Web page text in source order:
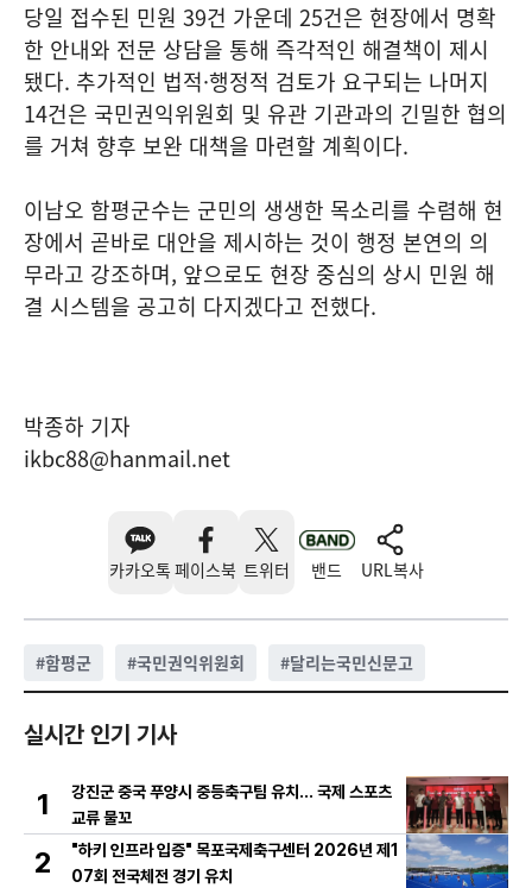
당일 접수된 민원 39건 가운데 25건은 현장에서 명확
한 안내와 전문 상담을 통해 즉각적인 해결책이 제시
됐다. 추가적인 법적·행정적 검토가 요구되는 나머지
14건은 국민권익위원회 및 유관 기관과의 긴밀한 협의
를 거쳐 향후 보완 대책을 마련할 계획이다.
이남오 함평군수는 군민의 생생한 목소리를 수렴해 현
장에서 곧바로 대안을 제시하는 것이 행정 본연의 의
무라고 강조하며, 앞으로도 현장 중심의 상시 민원 해
결 시스템을 공고히 다지겠다고 전했다.
박종하 기자
ikbc88@hanmail.net
카카오톡 페이스북 트위터 밴드 URL복사
#함평군 #국민권익위원회 #달리는국민신문고
실시간 인기 기사
1
강진군 중국 푸양시 중등축구팀 유치… 국제 스포츠
교류 물꼬
2
"하키 인프라 입증" 목포국제축구센터 2026년 제1
07회 전국체전 경기 유치